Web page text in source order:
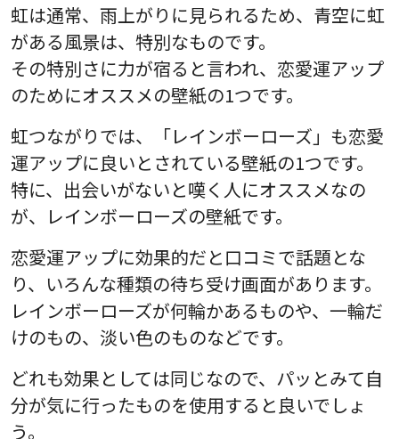
虹は通常、雨上がりに見られるため、青空に虹
がある風景は、特別なものです。
その特別さに力が宿ると言われ、恋愛運アップ
のためにオススメの壁紙の1つです。
虹つながりでは、「レインボーローズ」も恋愛
運アップに良いとされている壁紙の1つです。
特に、出会いがないと嘆く人にオススメなの
が、レインボーローズの壁紙です。
恋愛運アップに効果的だと口コミで話題とな
り、いろんな種類の待ち受け画面があります。
レインボーローズが何輪かあるものや、一輪だ
けのもの、淡い色のものなどです。
どれも効果としては同じなので、パッとみて自
分が気に行ったものを使用すると良いでしょ
う。